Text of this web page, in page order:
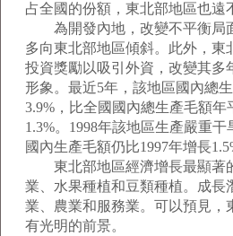
占全國的份額，東北部地區也遠
為開發內地，改變不平衡局
多向東北部地區傾斜。此外，東
投資獎勵以吸引外資，改變其多
形象。最近5年，該地區國內總
3.9%，比全國國內總生產毛額年
1.3%。1998年該地區生產嚴重
國內生產毛額仍比1997年增長
東北部地區經濟增長最顯著
業、水果種植和豆類種植。成長
業、農業和服務業。可以預見，
有光明的前景。